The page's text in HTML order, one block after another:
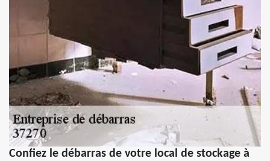
Confiez le débarras de votre local de stockage à